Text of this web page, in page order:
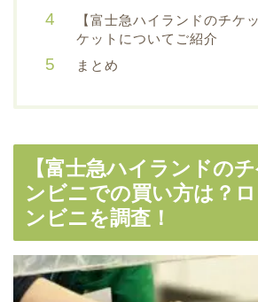
【富士急ハイランドのチケ
ケットについてご紹介
まとめ
【富士急ハイランドの
ンビニでの買い方は？
ンビニを調査！